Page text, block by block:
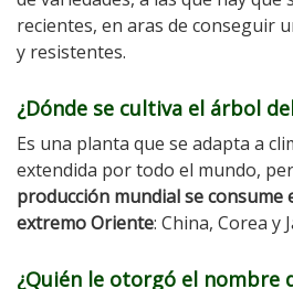
recientes, en aras de conseguir
y resistentes.
¿Dónde se cultiva el árbol
Es una planta que se adapta a
extendida por todo el mundo,
producción mundial se consume
extremo Oriente: China, Corea y
¿Quién le otorgó el nombre